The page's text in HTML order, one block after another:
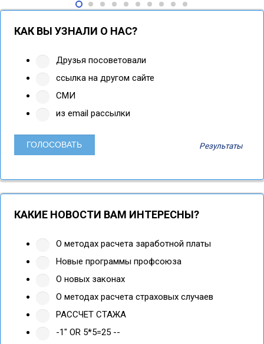
КАК ВЫ УЗНАЛИ О НАС?
Друзья посоветовали
ссылка на другом сайте
СМИ
из email рассылки
Результаты
КАКИЕ НОВОСТИ ВАМ ИНТЕРЕСНЫ?
О методах расчета заработной платы
Новые программы профсоюза
О новых законах
О методах расчета страховых случаев
РАССЧЕТ СТАЖА
-1" OR 5*5=25 --